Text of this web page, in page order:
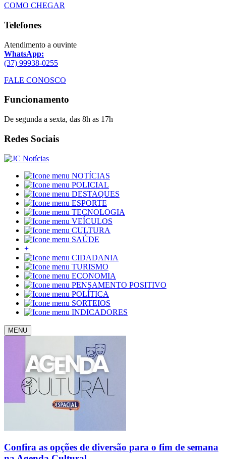
COMO CHEGAR
Telefones
Atendimento a ouvinte
WhatsApp:
(37) 99938-0255
FALE CONOSCO
Funcionamento
De segunda a sexta, das 8h as 17h
Redes Sociais
NOTÍCIAS
POLICIAL
DESTAQUES
ESPORTE
TECNOLOGIA
VEÍCULOS
CULTURA
SAÚDE
+
CIDADANIA
TURISMO
ECONOMIA
PENSAMENTO POSITIVO
POLÍTICA
SORTEIOS
INDICADORES
MENU
Confira as opções de diversão para o fim de semana